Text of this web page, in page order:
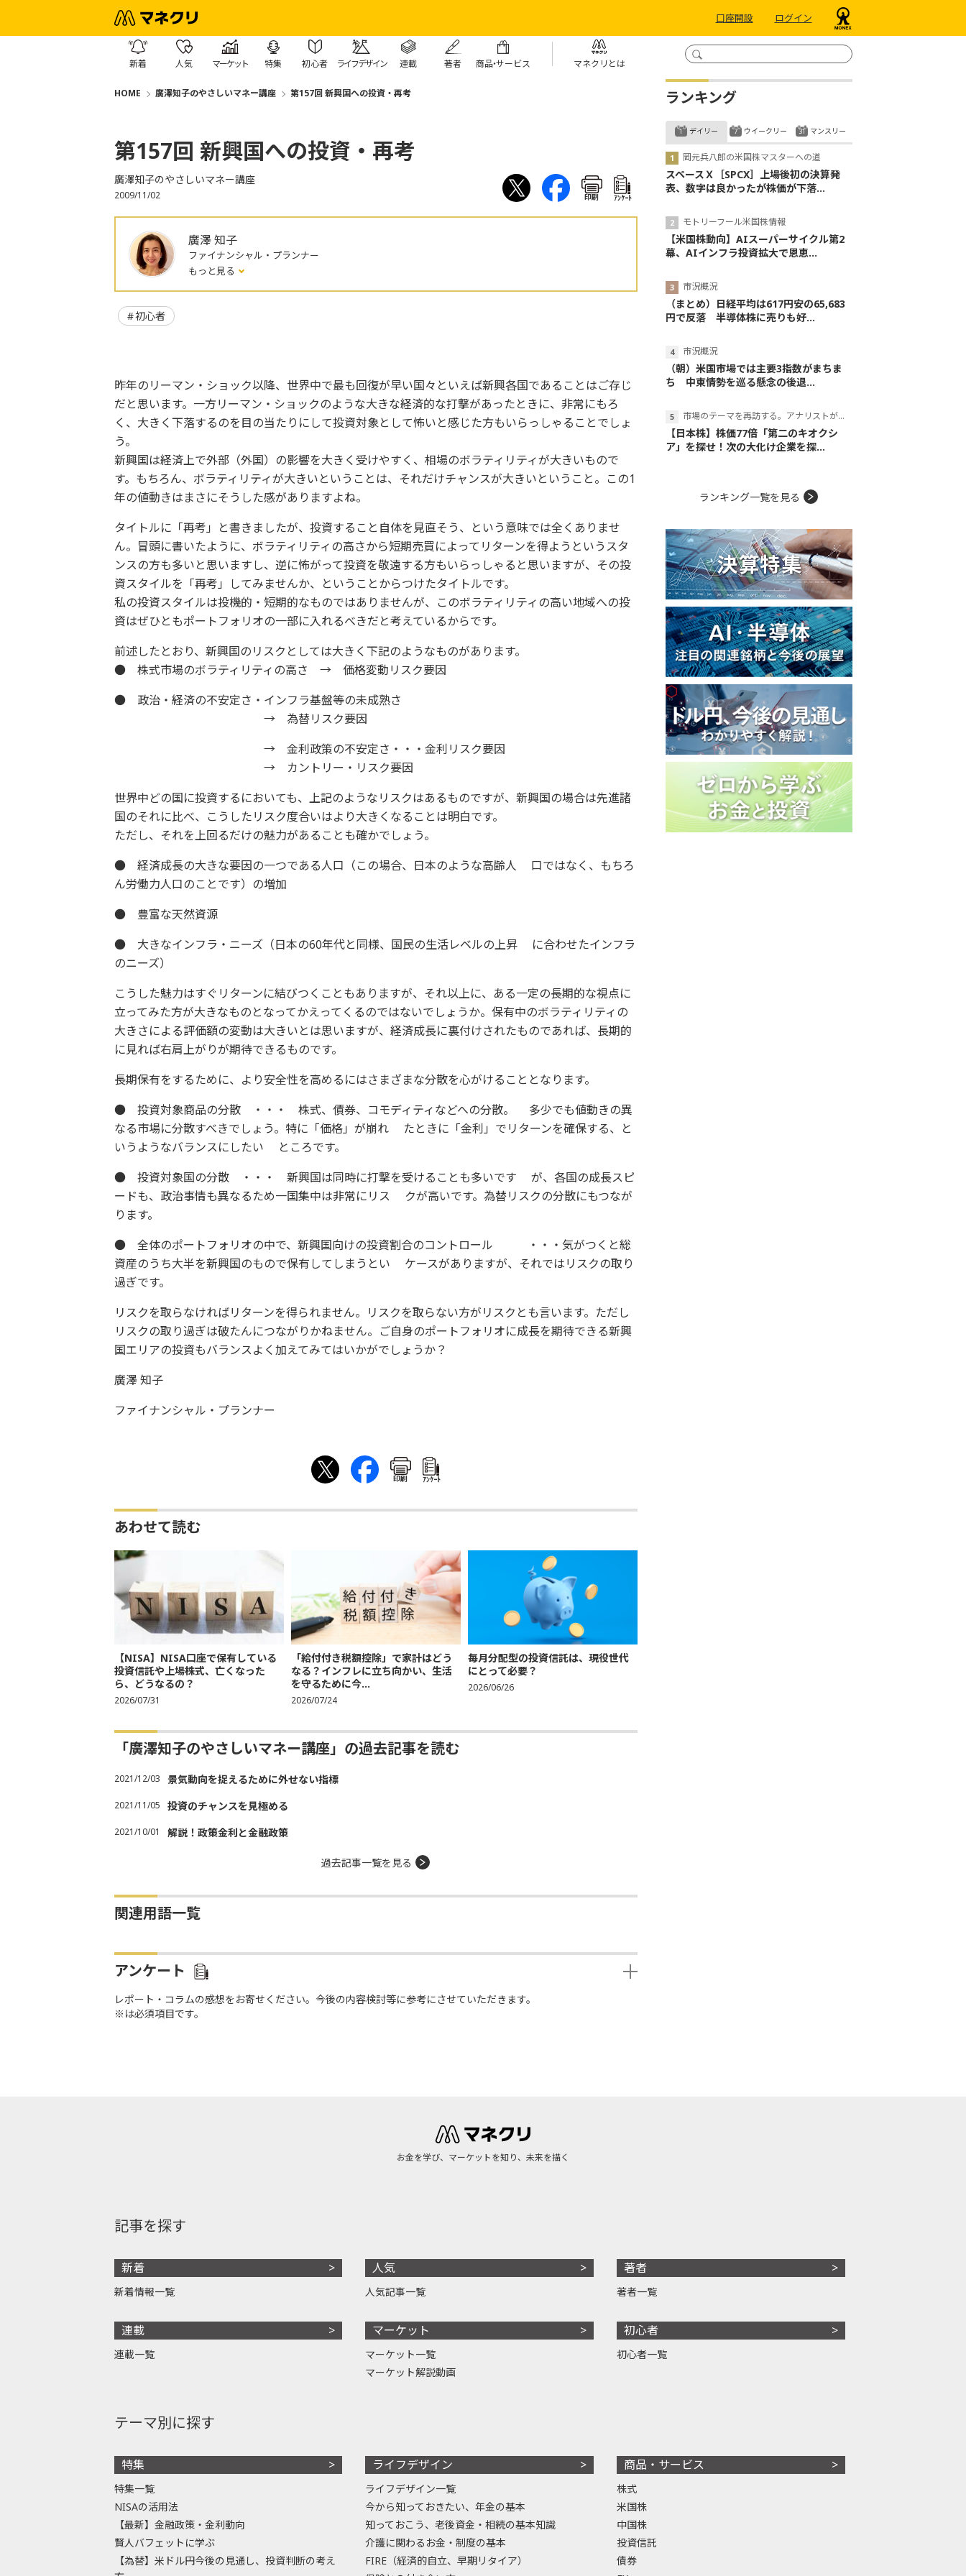
口座開設 ログイン
新着 人気 マーケット 特集 初心者 ライフデザイン 連載 著者 商品・サービス マネクリとは
HOME 廣澤知子のやさしいマネー講座 第157回 新興国への投資・再考
第157回 新興国への投資・再考
廣澤知子のやさしいマネー講座
2009/11/02 印刷 ｱﾝｹｰﾄ
廣澤 知子
ファイナンシャル・プランナー
もっと見る
初心者
昨年のリーマン・ショック以降、世界中で最も回復が早い国々といえば新興各国であることはご存じ
だと思います。一方リーマン・ショックのような大きな経済的な打撃があったときに、非常にもろ
く、大きく下落するのを目の当たりにして投資対象として怖いと感じた方もいらっしゃることでしょ
う。
新興国は経済上で外部（外国）の影響を大きく受けやすく、相場のボラティリティが大きいもので
す。もちろん、ボラティリティが大きいということは、それだけチャンスが大きいということ。この1
年の値動きはまさにそうした感がありますよね。
タイトルに「再考」と書きましたが、投資すること自体を見直そう、という意味では全くありませ
ん。冒頭に書いたように、ボラティリティの高さから短期売買によってリターンを得ようというスタ
ンスの方も多いと思いますし、逆に怖がって投資を敬遠する方もいらっしゃると思いますが、その投
資スタイルを「再考」してみませんか、ということからつけたタイトルです。
私の投資スタイルは投機的・短期的なものではありませんが、このボラティリティの高い地域への投
資はぜひともポートフォリオの一部に入れるべきだと考えているからです。
前述したとおり、新興国のリスクとしては大きく下記のようなものがあります。
● 株式市場のボラティリティの高さ → 価格変動リスク要因
● 政治・経済の不安定さ・インフラ基盤等の未成熟さ
→ 為替リスク要因
→ 金利政策の不安定さ・・・金利リスク要因
→ カントリー・リスク要因
世界中どの国に投資するにおいても、上記のようなリスクはあるものですが、新興国の場合は先進諸
国のそれに比べ、こうしたリスク度合いはより大きくなることは明白です。
ただし、それを上回るだけの魅力があることも確かでしょう。
● 経済成長の大きな要因の一つである人口（この場合、日本のような高齢人 口ではなく、もちろ
ん労働力人口のことです）の増加
● 豊富な天然資源
● 大きなインフラ・ニーズ（日本の60年代と同様、国民の生活レベルの上昇 に合わせたインフラ
のニーズ）
こうした魅力はすぐリターンに結びつくこともありますが、それ以上に、ある一定の長期的な視点に
立ってみた方が大きなものとなってかえってくるのではないでしょうか。保有中のボラティリティの
大きさによる評価額の変動は大きいとは思いますが、経済成長に裏付けされたものであれば、長期的
に見れば右肩上がりが期待できるものです。
長期保有をするために、より安全性を高めるにはさまざまな分散を心がけることとなります。
● 投資対象商品の分散 ・・・ 株式、債券、コモディティなどへの分散。 多少でも値動きの異
なる市場に分散すべきでしょう。特に「価格」が崩れ たときに「金利」でリターンを確保する、と
いうようなバランスにしたい ところです。
● 投資対象国の分散 ・・・ 新興国は同時に打撃を受けることも多いです が、各国の成長スピ
ードも、政治事情も異なるため一国集中は非常にリス クが高いです。為替リスクの分散にもつなが
ります。
● 全体のポートフォリオの中で、新興国向けの投資割合のコントロール ・・・気がつくと総
資産のうち大半を新興国のもので保有してしまうとい ケースがありますが、それではリスクの取り
過ぎです。
リスクを取らなければリターンを得られません。リスクを取らない方がリスクとも言います。ただし
リスクの取り過ぎは破たんにつながりかねません。ご自身のポートフォリオに成長を期待できる新興
国エリアの投資もバランスよく加えてみてはいかがでしょうか？
廣澤 知子
ファイナンシャル・プランナー
印刷 ｱﾝｹｰﾄ
あわせて読む
【NISA】NISA口座で保有している
投資信託や上場株式、亡くなった
ら、どうなるの？
2026/07/31
「給付付き税額控除」で家計はどう
なる？インフレに立ち向かい、生活
を守るために今...
2026/07/24
毎月分配型の投資信託は、現役世代
にとって必要？
2026/06/26
「廣澤知子のやさしいマネー講座」の過去記事を読む
2021/12/03 景気動向を捉えるために外せない指標
2021/11/05 投資のチャンスを見極める
2021/10/01 解説！政策金利と金融政策
過去記事一覧を見る
関連用語一覧
アンケート
レポート・コラムの感想をお寄せください。今後の内容検討等に参考にさせていただきます。
※は必須項目です。
ランキング
デイリー
岡元兵八郎の米国株マスターへの道
スペースＸ［SPCX］上場後初の決算発
表、数字は良かったが株価が下落...
モトリーフール米国株情報
【米国株動向】AIスーパーサイクル第2
幕、AIインフラ投資拡大で恩恵...
市況概況
（まとめ）日経平均は617円安の65,683
円で反落 半導体株に売りも好...
市況概況
（朝）米国市場では主要3指数がまちま
ち 中東情勢を巡る懸念の後退...
市場のテーマを再訪する。アナリストが読み解くテーマの本質
【日本株】株価77倍「第二のキオクシ
ア」を探せ！次の大化け企業を探...
ウイークリー マンスリー
ランキング一覧を見る
お金を学び、マーケットを知り、未来を描く
記事を探す
新着
新着情報一覧
連載
連載一覧
人気
人気記事一覧
マーケット
マーケット一覧
マーケット解説動画
著者
著者一覧
初心者
初心者一覧
テーマ別に探す
特集
特集一覧
NISAの活用法
【最新】金融政策・金利動向
賢人バフェットに学ぶ
【為替】米ドル円今後の見通し、投資判断の考え
ライフデザイン
ライフデザイン一覧
今から知っておきたい、年金の基本
知っておこう、老後資金・相続の基本知識
介護に関わるお金・制度の基本
FIRE（経済的自立、早期リタイア）
商品・サービス
株式
米国株
中国株
投資信託
債券